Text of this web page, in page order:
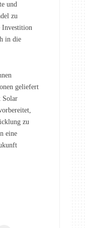
und
zu
Investition
in die
geliefert
Solar
zu
eine